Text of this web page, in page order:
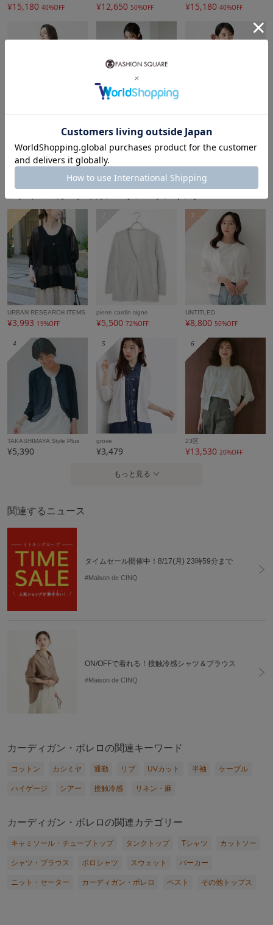
■関連特集
・カラーで着映える春
-----------------------------------
伸縮性：あり
光沢感：なし
生地の厚さ：普通
ケア方法：手洗い
-----------------------------------
※自然光・照明の関係、パソコン・スマートフォンなどの環
境により、実際と色味が違って見える場合がございます。予
めご了承ください。商品の色味は、詳細画像をご参照くださ
い。
model:H156 B75 W59 H85 着用サイズ:S
model:H154 B75 W59 H80 着用サイズ:S
■展開サイズ：S（36）
アイテム情報
配送料
送料無料
（税込5,000円以上ご購入で送料無料）
商品コード NHSEF80180
素材
製造国
ギフト
¥15,180 40%OFF ¥12,650 50%OFF ¥15,180 40%OFF
5％ポイントバック
50%OFF
5％ポイントバック
¥24,750 50%OFF
5％ポイントバック
¥13,200
1
URBAN RESEARCH ITEMS
¥3,993 19%OFF
pierre cardin signe
¥5,50072%OFF
3
UNTITLED
¥8,800 50%OFF
4
TAKASHIMAYA Style Plus
¥5,390
5
grove
¥3,479
6
23区
¥13,530 20%OFF
もっと見る
関連するニュース
タイムセール開催中！8/17(月) 23時59分まで
#Maison de CINQ
ON/OFFで着れる！接触冷感シャツ＆ブラウス
#Maison de CINQ
カーディガン・ボレロの関連キーワード
コットン カシミヤ 通勤 リブ UVカット 半袖 ケーブル
ハイゲージ シアー 接触冷感 リネン・麻
カーディガン・ボレロの関連カテゴリー
キャミソール・チューブトップ タンクトップ Tシャツ カットソー
シャツ・ブラウス ポロシャツ スウェット パーカー
ニット・セーター カーディガン・ボレロ ベスト その他トップス